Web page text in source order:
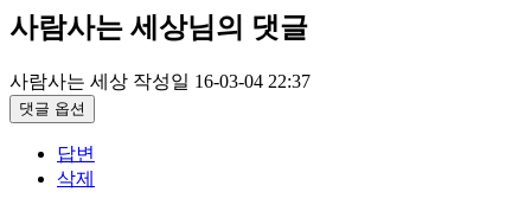
사람사는 세상님의 댓글
사람사는 세상 작성일 16-03-04 22:37
댓글 옵션
답변
삭제